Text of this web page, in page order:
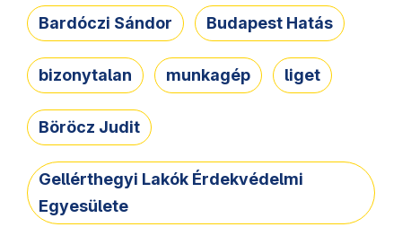
Bardóczi Sándor Budapest Hatás
bizonytalan munkagép liget
Böröcz Judit
Gellérthegyi Lakók Érdekvédelmi
Egyesülete